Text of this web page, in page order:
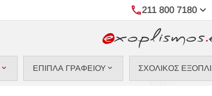
211 800 7180
ΕΠΙΠΛΑ ΓΡΑΦΕΙΟΥ ΣΧΟΛΙΚΟΣ